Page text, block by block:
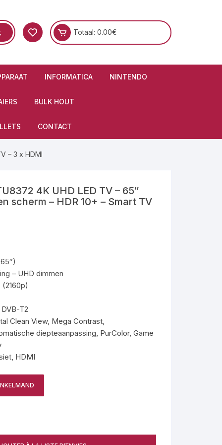
Totaal: 0.00€
INFORMATICA NINTENDO
BULK HOUT
CONTACT
– 3 x HDMI
4K UHD LED TV – 65″
scherm – HDR 10+ – Smart TV
– UHD dimmen
T2
Clean View, Mega Contrast,
diepteaanpassing, PurColor, Game
HDMI